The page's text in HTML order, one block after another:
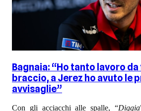
Bagnaia: “Ho tanto lavoro da
braccio, a Jerez ho avuto le
avvisaglie”
Con gli acciacchi alle spalle, “Diggia